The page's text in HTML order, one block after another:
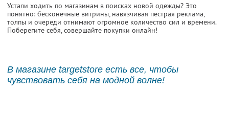
Устали ходить по магазинам в поисках новой одежды? Это
понятно: бесконечные витрины, навязчивая пестрая реклама,
толпы и очереди отнимают огромное количество сил и времени.
Поберегите себя, совершайте покупки онлайн!
В магазине targetstore есть все, чтобы
чувствовать себя на модной волне!